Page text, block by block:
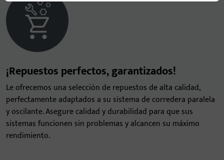
¡Repuestos perfectos, garantizados!
Le ofrecemos una selección de repuestos de alta calidad,
perfectamente adaptados a su sistema de corredera paralela
y oscilante. Asegure calidad y durabilidad para que sus
sistemas funcionen sin problemas y alcancen su máximo
rendimiento.